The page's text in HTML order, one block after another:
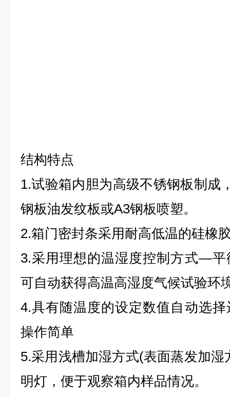
结构特点
1.试验箱内胆为高级不锈钢板制成
钢板油发纹板或A3钢板喷塑。
2.箱门密封条采用耐高低温的硅橡
3.采用理想的温湿度控制方式—平
可自动获得高温高湿度气候试验环
4.具有随温度的设定数值自动选
操作简单
5.采用浅槽加湿方式(表面蒸发加
明灯，便于观察箱内样品情况。